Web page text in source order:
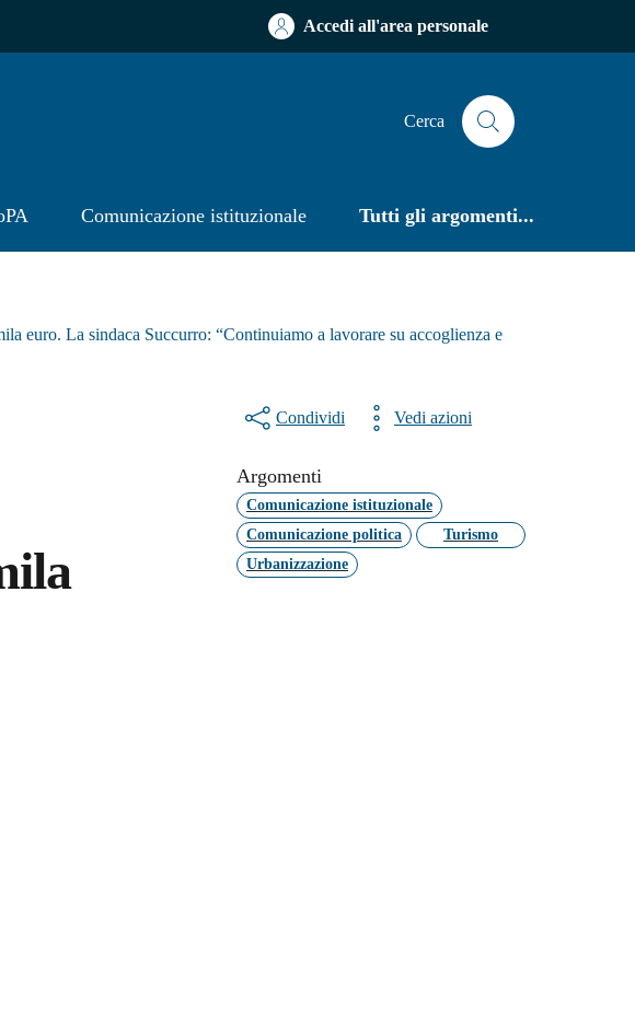
Accedi all'area personale
Cerca
Comunicazione istituzionale Tutti gli argomenti...
euro. La sindaca Succurro: “Continuiamo a lavorare su accoglienza e
Condividi Vedi azioni
Argomenti
Comunicazione istituzionale
Comunicazione politica
Turismo
Urbanizzazione